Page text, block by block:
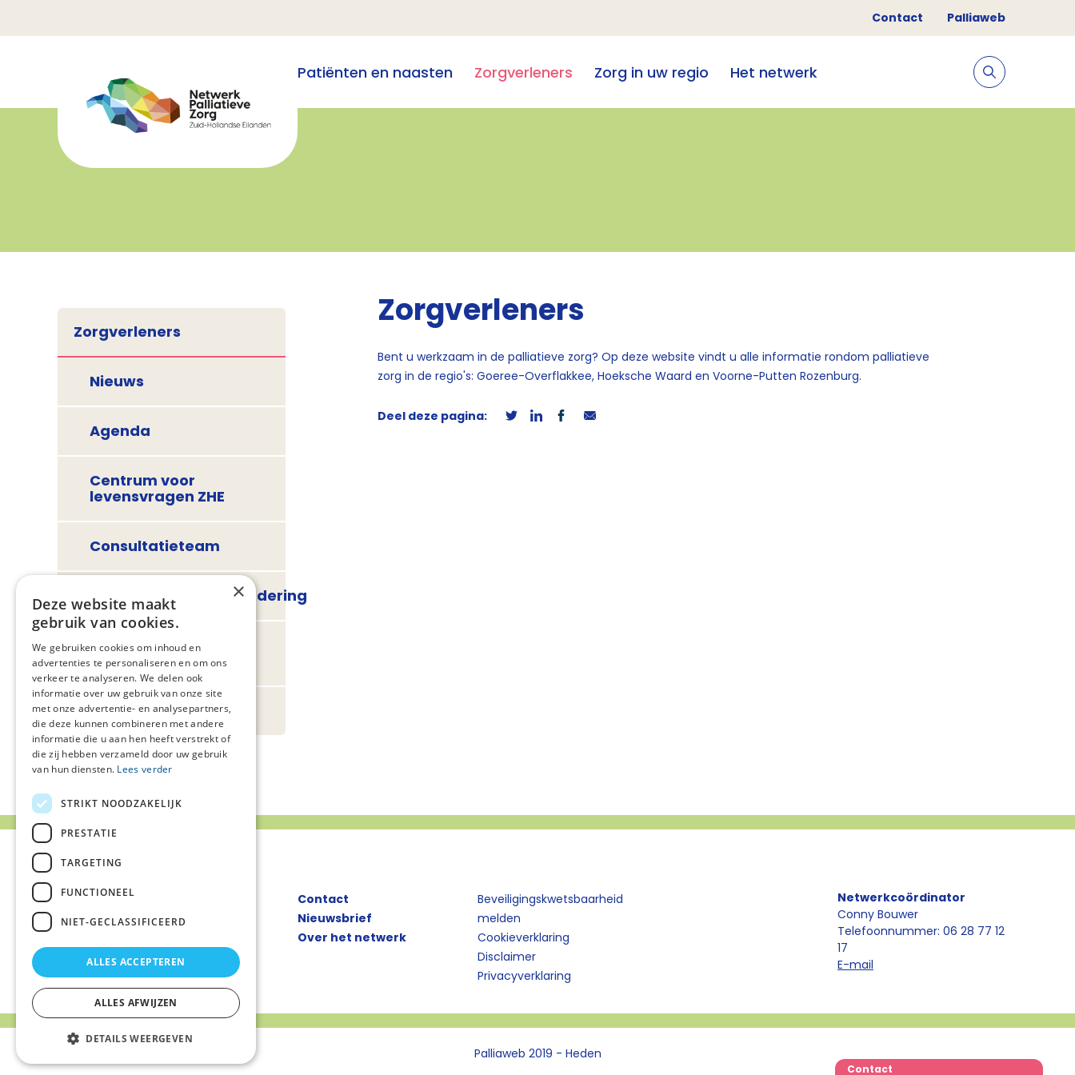
Contact Palliaweb
Patiënten en naasten Zorgverleners Zorg in uw regio Het netwerk
Zorgverleners
Nieuws
Agenda
Centrum voor
levensvragen ZHE
Consultatieteam
Deskundigheidsbevordering
Informatie en
richtlijnen
Zorg in de regio
Zorgverleners
Bent u werkzaam in de palliatieve zorg? Op deze website vindt u alle informatie rondom palliatieve
zorg in de regio's: Goeree-Overflakkee, Hoeksche Waard en Voorne-Putten Rozenburg.
Deel deze pagina:
Contact
Nieuwsbrief
Over het netwerk
Beveiligingskwetsbaarheid
melden
Cookieverklaring
Disclaimer
Privacyverklaring
Netwerkcoördinator
Conny Bouwer
Telefoonnummer: 06 28 77 12
17
E-mail
Palliaweb 2019 - Heden
Contact
×
Deze website maakt
gebruik van cookies.
We gebruiken cookies om inhoud en
advertenties te personaliseren en om ons
verkeer te analyseren. We delen ook
informatie over uw gebruik van onze site
met onze advertentie- en analysepartners,
die deze kunnen combineren met andere
informatie die u aan hen heeft verstrekt of
die zij hebben verzameld door uw gebruik
van hun diensten. Lees verder
STRIKT NOODZAKELIJK
PRESTATIE
TARGETING
FUNCTIONEEL
NIET-GECLASSIFICEERD
ALLES ACCEPTEREN
ALLES AFWIJZEN
DETAILS WEERGEVEN